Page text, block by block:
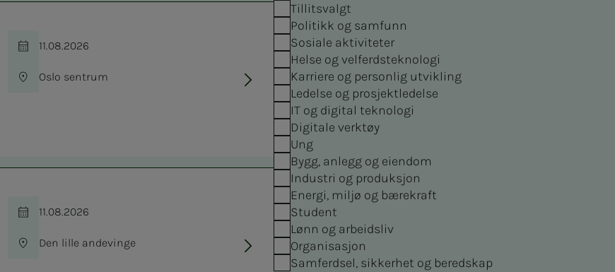
Tid
11.08.2026
Sted
Oslo sentrum
Tid
11.08.2026
Sted
Den lille andevinge
Tillitsvalgt
Politikk og samfunn
Sosiale aktiviteter
Helse og velferdsteknologi
Karriere og personlig utvikling
Ledelse og prosjektledelse
IT og digital teknologi
Digitale verktøy
Ung
Bygg, anlegg og eiendom
Industri og produksjon
Energi, miljø og bærekraft
Student
Lønn og arbeidsliv
Organisasjon
Samferdsel, sikkerhet og beredskap